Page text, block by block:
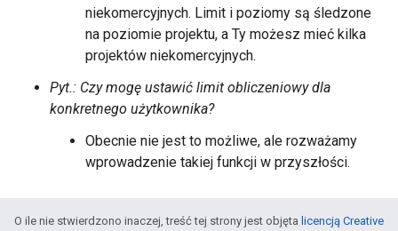
niekomercyjnych. Limit i poziomy są śledzone
na poziomie projektu, a Ty możesz mieć kilka
projektów niekomercyjnych.
Pyt.: Czy mogę ustawić limit obliczeniowy dla
konkretnego użytkownika?
Obecnie nie jest to możliwe, ale rozważamy
wprowadzenie takiej funkcji w przyszłości.
O ile nie stwierdzono inaczej, treść tej strony jest objęta licencją Creative